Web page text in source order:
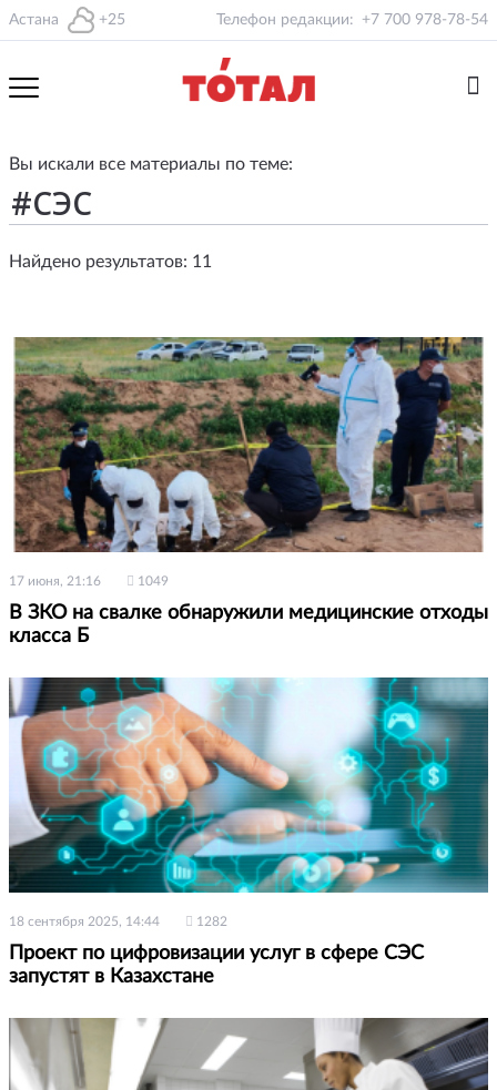
Астана +25 Телефон редакции: +7 700 978-78-54
Вы искали все материалы по теме:
Найдено результатов: 11
17 июня, 21:16 1049
В ЗКО на свалке обнаружили медицинские отходы
класса Б
18 сентября 2025, 14:44 1282
Проект по цифровизации услуг в сфере СЭС
запустят в Казахстане